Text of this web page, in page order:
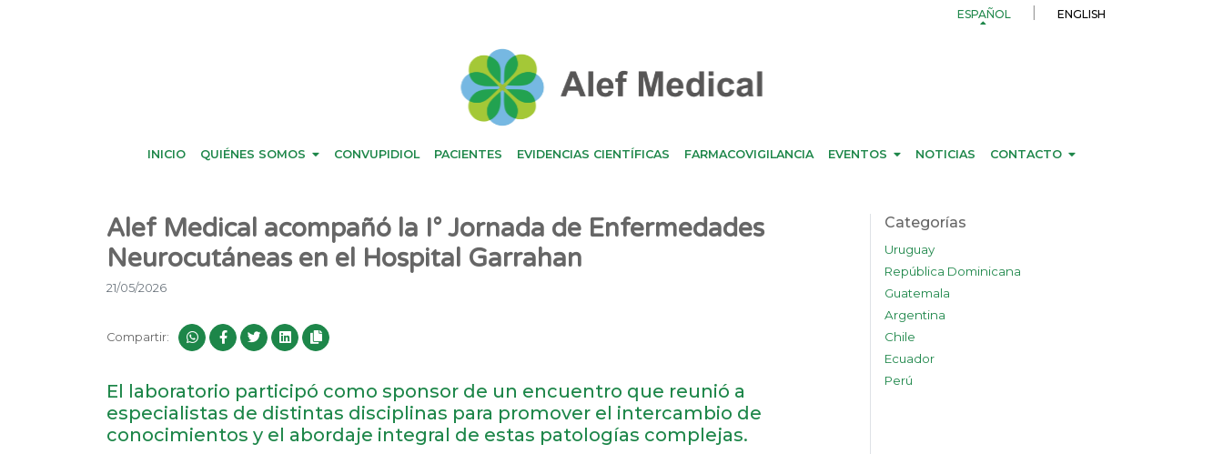
ESPAÑOL ENGLISH
INICIO QUIÉNES SOMOS CONVUPIDIOL PACIENTES EVIDENCIAS CIENTÍFICAS FARMACOVIGILANCIA EVENTOS NOTICIAS CONTACTO
Alef Medical acompañó la I° Jornada de Enfermedades
Neurocutáneas en el Hospital Garrahan
21/05/2026
Compartir:
El laboratorio participó como sponsor de un encuentro que reunió a
especialistas de distintas disciplinas para promover el intercambio de
conocimientos y el abordaje integral de estas patologías complejas.
Categorías
Uruguay
República Dominicana
Guatemala
Argentina
Chile
Ecuador
Perú